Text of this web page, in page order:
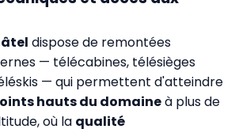
dispose de remontées
— télécabines, télésièges
— qui permettent d'atteindre
hauts du domaineà plus de
où la qualité